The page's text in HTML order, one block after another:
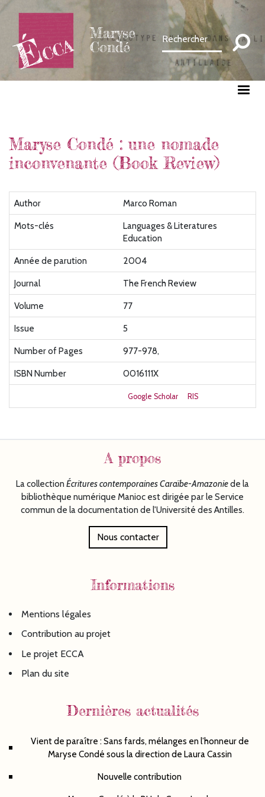
contenu
principal
Maryse
Condé
Maryse Condé : une nomade
inconvenante (Book Review)
Author
Marco Roman
Mots-clés
Languages & Literatures
Education
Année de parution
2004
Journal
The French Review
Volume
77
Issue
5
Number of Pages
977-978,
ISBN Number
0016111X
Google Scholar RIS
A propos
La collection Écriturescontemporaines Caraïbe-Amazoniede la
bibliothèque numérique Manioc est dirigée par le Service
commun de la documentation de l'Université des Antilles.
Nous contacter
Informations
Mentions légales
Contribution au projet
Le projet ECCA
Plan du site
Dernières actualités
Vient de paraître : Sans fards, mélanges en l’honneur de
Maryse Condé sous la direction de Laura Cassin
Nouvelle contribution